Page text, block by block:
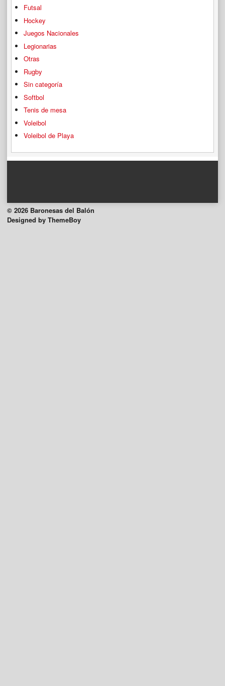
Futsal
Hockey
Juegos Nacionales
Legionarias
Otras
Rugby
Sin categoría
Softbol
Tenis de mesa
Voleibol
Voleibol de Playa
© 2026 Baronesas del Balón
Designed by ThemeBoy